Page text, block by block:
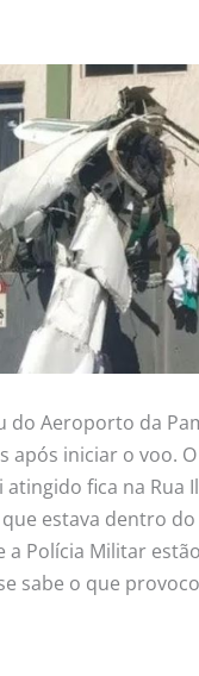
do Aeroporto da
após iniciar o voo.
fica na Rua
estava dentro
a Polícia Militar
sabe o que